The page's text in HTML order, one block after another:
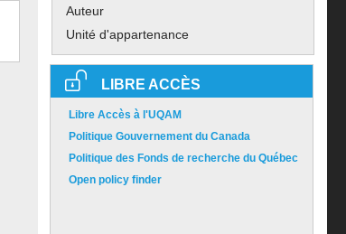
Auteur
Unité d'appartenance
LIBRE ACCÈS
Libre Accès à l'UQAM
Politique Gouvernement du Canada
Politique des Fonds de recherche du Québec
Open policy finder